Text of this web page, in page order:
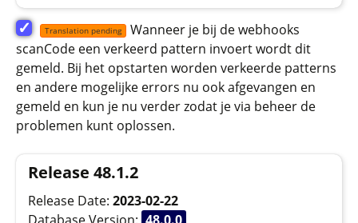
✓ Translation pending
Wanneer je bij de webhooks
scanCode een verkeerd pattern invoert wordt dit
gemeld. Bij het opstarten worden verkeerde patterns
en andere mogelijke errors nu ook afgevangen en
gemeld en kun je nu verder zodat je via beheer de
problemen kunt oplossen.
Release 48.1.2
Release Date: 2023-02-22